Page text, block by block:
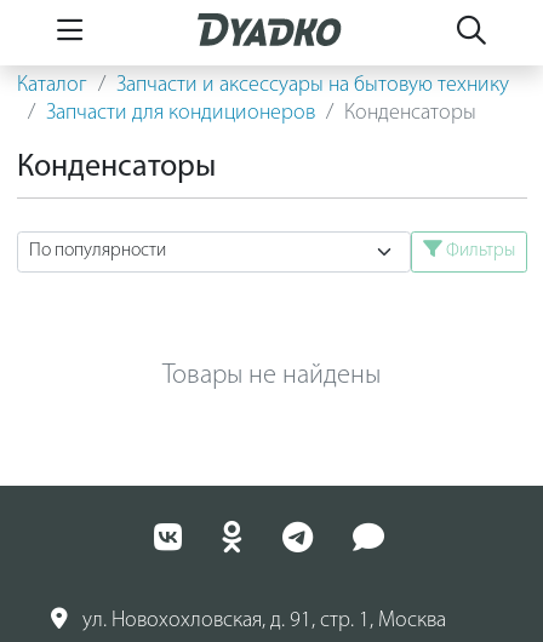
Каталог
Запчасти и аксессуары на бытовую технику
Запчасти для кондиционеров
Конденсаторы
Конденсаторы
Фильтры
Товары не найдены
ул. Новохохловская, д. 91, стр. 1, Москва